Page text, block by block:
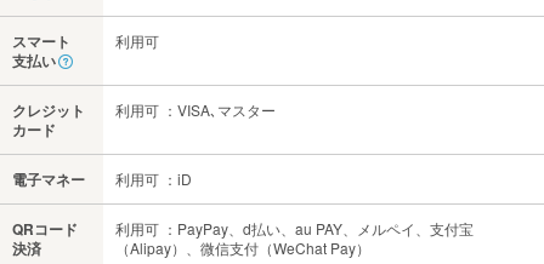
スマート
支払い
利用可
クレジット
カード
利用可 ：VISA､マスター
電子マネー 利用可 ：iD
QRコード
決済
利用可 ：PayPay、d払い、au PAY、メルペイ、支付宝
（Alipay）、微信支付（WeChat Pay）